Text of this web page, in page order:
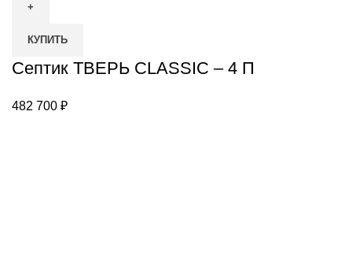
КУПИТЬ
Септик ТВЕРЬ CLASSIC – 4 П
482 700 ₽